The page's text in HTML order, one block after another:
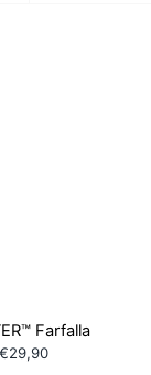
Farfalla
€29,90